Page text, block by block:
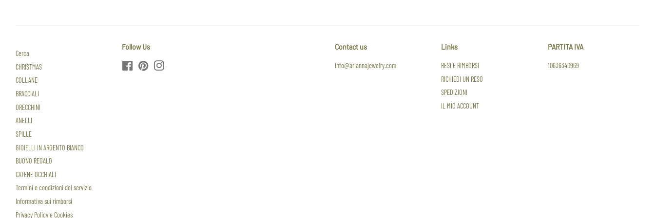
Cerca
CHRISTMAS
COLLANE
BRACCIALI
ORECCHINI
ANELLI
SPILLE
GIOIELLI IN ARGENTO BIANCO
BUONO REGALO
CATENE OCCHIALI
Termini e condizioni del servizio
Informativa sui rimborsi
Privacy Policy e Cookies
Follow Us
FacebookPinterest
Contact us
info@ariannajewelry.com
Links
RESI E RIMBORSI
RICHIEDI UN RESO
SPEDIZIONI
IL MIO ACCOUNT
PARTITA IVA
10636340969